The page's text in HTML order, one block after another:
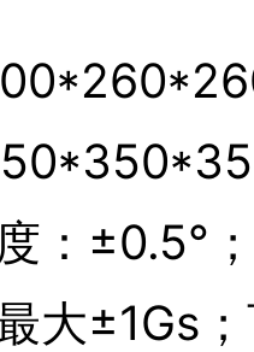
：±0.5°
大±1Gs